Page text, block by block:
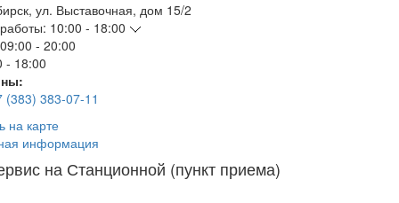
, ул. Выставочная, дом 15/2
10:00 - 18:00
09:00 - 20:00
- 18:00
(383) 383-07-11
на карте
информация
на Станционной (пункт приема)